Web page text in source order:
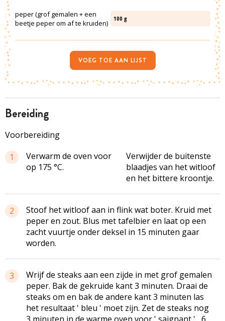
bereiding
Voorbereiding
1
Verwarm de oven voor
op 175 °C.
Verwijder de buitenste
blaadjes van het witloof
en het bittere kroontje.
2
Stoof het witloof aan in flink wat boter. Kruid met
peper en zout. Blus met tafelbier en laat op een
zacht vuurtje onder deksel in 15 minuten gaar
worden.
3
Wrijf de steaks aan een zijde in met grof gemalen
peper. Bak de gekruide kant 3 minuten. Draai de
steaks om en bak de andere kant 3 minuten las
het resultaat ' bleu ' moet zijn. Zet de steaks nog
peper (grof gemalen + een
beetje peper om af te kruiden)
100 g
VOEG TOE AAN LIJST